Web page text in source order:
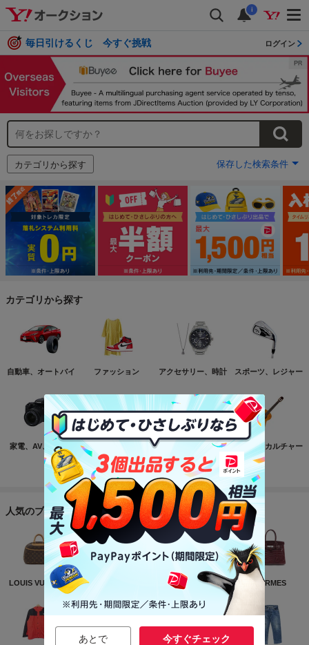
i
毎日引けるくじ 今すぐ挑戦 ログイン
カテゴリから探す 保存した検索条件
カテゴリから探す
自動車、オートバイ ファッション アクセサリー、時計 スポーツ、レジャー
家電、AV、カメラ コンピュータ おもちゃ、ゲーム ホビー、カルチャー
もっと見る
人気のブランド
LOUIS VUITTON CHANEL HERMES
あとで 今すぐチェック